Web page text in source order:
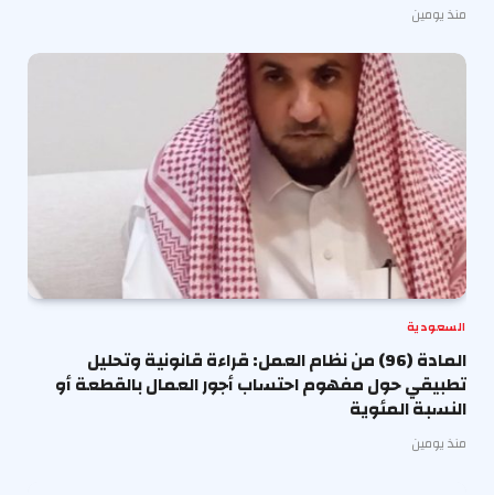
منذ يومين
السعودية
المادة (96) من نظام العمل: قراءة قانونية وتحليل
تطبيقي حول مفهوم احتساب أجور العمال بالقطعة أو
النسبة المئوية
منذ يومين